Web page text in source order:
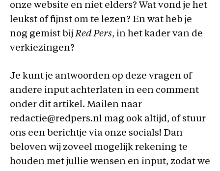
onze website en niet elders? Wat vond je het
leukst of fijnst om te lezen? En wat heb je
nog gemist bijRed Pers, in het kader van de
verkiezingen?
Je kunt je antwoorden op deze vragen of
andere input achterlaten in een comment
onder dit artikel. Mailen naar
redactie@redpers.nl mag ook altijd, of stuur
ons een berichtje via onze socials! Dan
beloven wij zoveel mogelijk rekening te
houden met jullie wensen en input, zodat we